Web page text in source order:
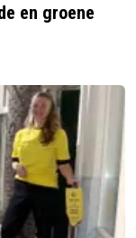
en groene